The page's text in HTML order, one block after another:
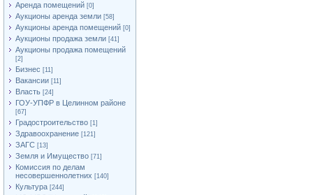
Аренда помещений [0]
Аукционы аренда земли [58]
Аукционы аренда помещений [0]
Аукционы продажа земли [41]
Аукционы продажа помещений
[2]
Бизнес [11]
Вакансии [11]
Власть [24]
ГОУ-УПФР в Целинном районе
[67]
Градостроительство [1]
Здравоохранение [121]
ЗАГС [13]
Земля и Имущество [71]
Комиссия по делам
несовершеннолетних [140]
Культура [244]